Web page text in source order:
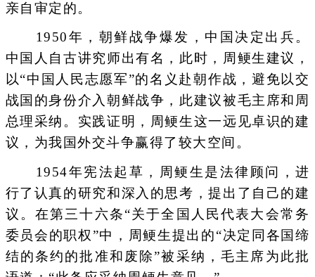
亲自审定的。
1950年，朝鲜战争爆发，中国决定出兵。
中国人自古讲究师出有名，此时，周鲠生建议，
以“中国人民志愿军”的名义赴朝作战，避免以交
战国的身份介入朝鲜战争，此建议被毛主席和周
总理采纳。实践证明，周鲠生这一远见卓识的建
议，为我国外交斗争赢得了较大空间。
1954年宪法起草，周鲠生是法律顾问，进
行了认真的研究和深入的思考，提出了自己的建
议。在第三十六条“关于全国人民代表大会常务
委员会的职权”中，周鲠生提出的“决定同各国缔
结的条约的批准和废除”被采纳，毛主席为此批